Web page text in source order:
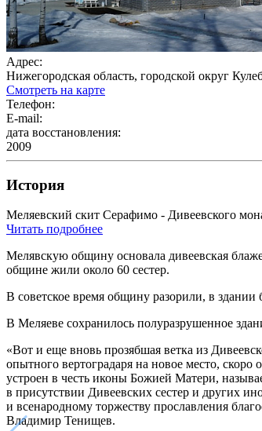
Адрес:
Нижегородская область, городской округ
Смотреть на карте
Телефон:
E-mail:
дата восстановления:
2009
История
Меляевский скит Серафимо - Дивеевского
Читать подробнее
Мелявскую общину основала дивеевская
общине жили около 60 сестер.
В советское время общину разорили, в
В Меляеве сохранилось полуразрушенное
«Вот и еще вновь прозябшая ветка из
опытного вертоградаря на новое место,
устроен в честь иконы Божией Матери,
в присутствии Дивеевских сестер и других
и всенародному торжеству прославления
Владимир Тенищев.